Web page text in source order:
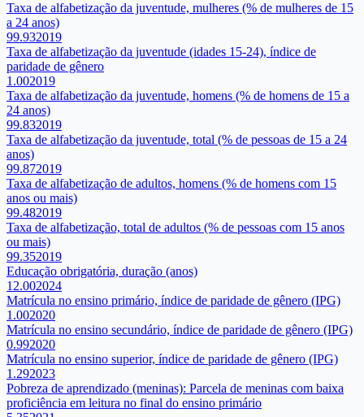
Taxa de alfabetização da juventude, mulheres (% de mulheres de 15
a 24 anos)
99.932019
Taxa de alfabetização da juventude (idades 15-24), índice de
paridade de gênero
1.002019
Taxa de alfabetização da juventude, homens (% de homens de 15 a
24 anos)
99.832019
Taxa de alfabetização da juventude, total (% de pessoas de 15 a 24
anos)
99.872019
Taxa de alfabetização de adultos, homens (% de homens com 15
anos ou mais)
99.482019
Taxa de alfabetização, total de adultos (% de pessoas com 15 anos
ou mais)
99.352019
Educação obrigatória, duração (anos)
12.002024
Matrícula no ensino primário, índice de paridade de gênero (IPG)
1.002020
Matrícula no ensino secundário, índice de paridade de gênero (IPG)
0.992020
Matrícula no ensino superior, índice de paridade de gênero (IPG)
1.292023
Pobreza de aprendizado (meninas): Parcela de meninas com baixa
proficiência em leitura no final do ensino primário